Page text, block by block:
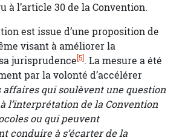
à l’article 30 de la Convention.
est issue d’une proposition de
visant à améliorer la
jurisprudence[5]. La mesure a été
par la volonté d’accélérer
affaires qui soulèvent une question
l’interprétation de la Convention
ou qui peuvent
conduire à s’écarter de la